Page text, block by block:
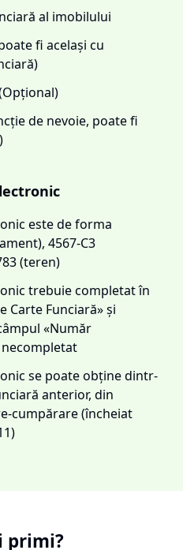
al imobilului
fi același cu
de nevoie, poate fi
este de forma
4567-C3
(teren)
trebuie completat în
Carte Funciară» și
«Număr
se poate obține dintr-
anterior, din
cumpărare (încheiat
primi?